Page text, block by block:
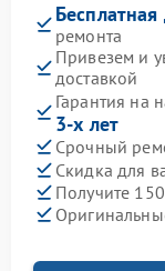
Бесплатная
ремонта
Привезем и
доставкой
Гарантия на
3-х лет
Срочный
Скидка для
Получите